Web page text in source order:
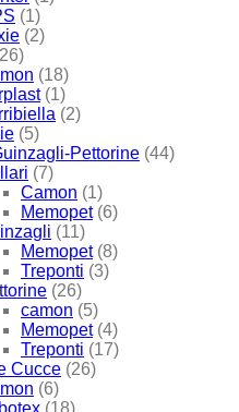
(1)
(2)
(18)
(1)
(2)
(5)
Pettorine (44)
(7)
Camon (1)
Memopet (6)
(11)
Memopet (8)
Treponti (3)
(26)
camon (5)
Memopet (4)
Treponti (17)
Cucce (26)
(6)
(18)